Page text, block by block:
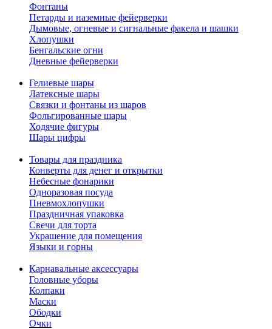
Фонтаны
Петарды и наземные фейерверки
Дымовые, огневые и сигнальные факела и шашки
Хлопушки
Бенгальские огни
Дневные фейерверки
Гелиевые шары
Латексные шары
Связки и фонтаны из шаров
Фольгированные шары
Ходячие фигуры
Шары цифры
Товары для праздника
Конверты для денег и открытки
Небесные фонарики
Одноразовая посуда
Пневмохлопушки
Праздничная упаковка
Свечи для торта
Украшение для помещения
Языки и горны
Карнавальные аксессуары
Головные уборы
Колпаки
Маски
Ободки
Очки